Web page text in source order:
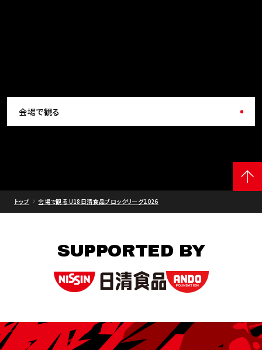
会場で観る
トップ 会場で観る U18日清食品ブロックリーグ2026
SUPPORTED BY